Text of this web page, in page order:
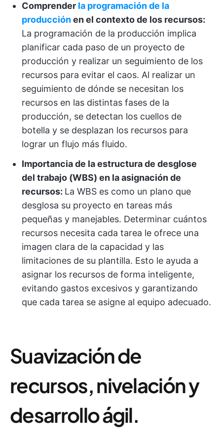
Comprender la programación de la
producciónen el contexto de los recursos:
La programación de la producción implica
planificar cada paso de un proyecto de
producción y realizar un seguimiento de los
recursos para evitar el caos. Al realizar un
seguimiento de dónde se necesitan los
recursos en las distintas fases de la
producción, se detectan los cuellos de
botella y se desplazan los recursos para
lograr un flujo más fluido.
Importancia de la estructura de desglose
del trabajo (WBS) en la asignación de
recursos: La WBS es como un plano que
desglosa su proyecto en tareas más
pequeñas y manejables. Determinar cuántos
recursos necesita cada tarea le ofrece una
imagen clara de la capacidad y las
limitaciones de su plantilla. Esto le ayuda a
asignar los recursos de forma inteligente,
evitando gastos excesivos y garantizando
que cada tarea se asigne al equipo adecuado.
Suavización de
recursos, nivelación y
desarrollo ágil.